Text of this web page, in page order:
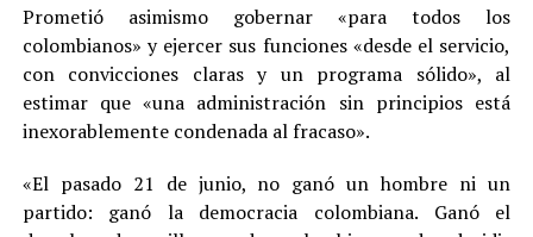
Prometió asimismo gobernar «para todos los
colombianos» y ejercer sus funciones «desde el servicio,
con convicciones claras y un programa sólido», al
estimar que «una administración sin principios está
inexorablemente condenada al fracaso».
«El pasado 21 de junio, no ganó un hombre ni un
partido: ganó la democracia colombiana. Ganó el